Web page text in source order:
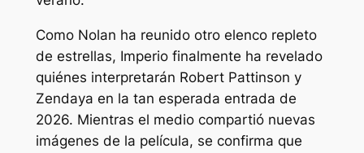
Como Nolan ha reunido otro elenco repleto
de estrellas, Imperiofinalmente ha revelado
quiénes interpretarán Robert Pattinson y
Zendaya en la tan esperada entrada de
2026. Mientras el medio compartió nuevas
imágenes de la película, se confirma que